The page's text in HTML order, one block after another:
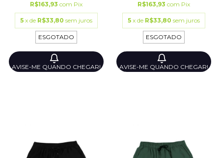
R$163,93 com Pix
5 x de R$33,80 sem juros
ESGOTADO
AVISE-ME QUANDO CHEGAR!
R$163,93 com Pix
5 x de R$33,80 sem juros
ESGOTADO
AVISE-ME QUANDO CHEGAR!